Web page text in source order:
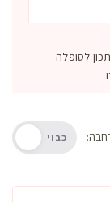
לסופלה
כבוי